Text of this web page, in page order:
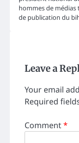
hommes de médias
de publication du
Leave a
Your email
Required
Comment*